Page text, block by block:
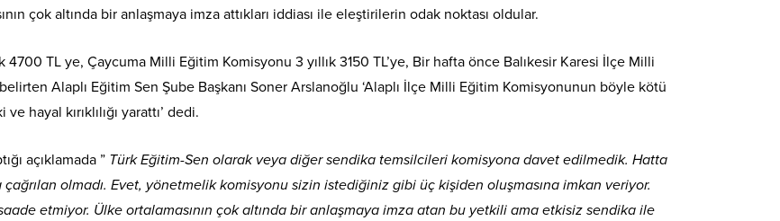
çok altında bir anlaşmaya imza attıkları iddiası ile eleştirilerin odak noktası oldular.
TL ye, Çaycuma Milli Eğitim Komisyonu 3 yıllık 3150 TL’ye, Bir hafta önce Balıkesir Karesi İlçe Milli
belirten Alaplı Eğitim Sen Şube Başkanı Soner Arslanoğlu ‘Alaplı İlçe Milli Eğitim Komisyonunun böyle kötü
hayal kırıklılığı yarattı’ dedi.
açıklamada ” Türk Eğitim-Sen olarak veya diğer sendika temsilcileri komisyona davet edilmedik. Hatta
olmadı. Evet, yönetmelik komisyonu sizin istediğiniz gibi üç kişiden oluşmasına imkan veriyor.
etmiyor. Ülke ortalamasının çok altında bir anlaşmaya imza atan bu yetkili ama etkisiz sendika ile